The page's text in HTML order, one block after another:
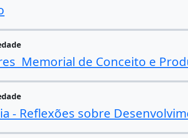
 Memorial de Conceito e
- Reflexões sobre